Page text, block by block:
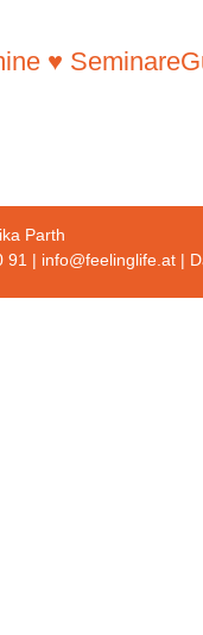
♥ Seminare
Parth
91 | info@feelinglife.at |